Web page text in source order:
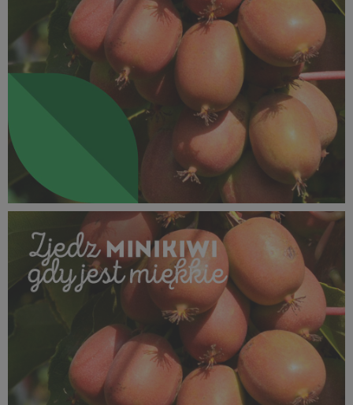
SUPEROWOCE Minikiwi (32).jpg
663 KB